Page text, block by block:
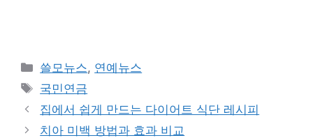
카
테
리
쓸모뉴스, 연예뉴스
태
그
국민연금
집에서 쉽게 만드는 다이어트 식단 레시피
치아 미백 방법과 효과 비교